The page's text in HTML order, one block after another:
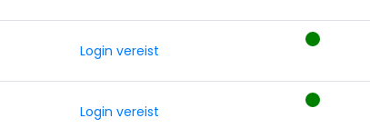
Login vereist
Login vereist